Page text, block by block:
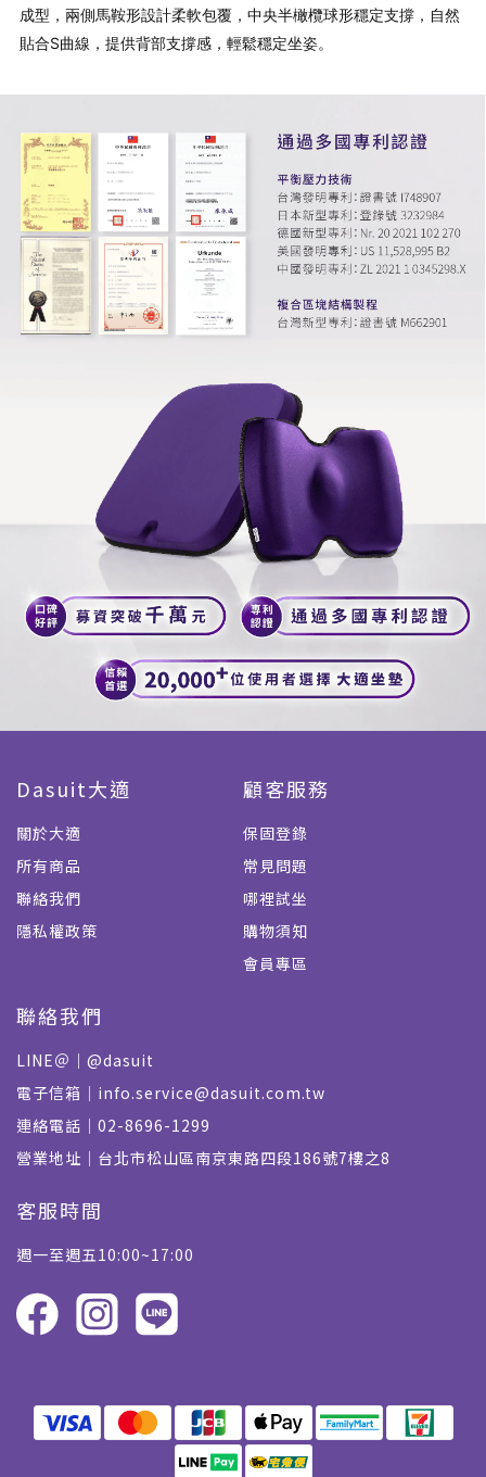
成型，兩側馬鞍形設計柔軟包覆，中央半橄欖球形穩定支撐，自然
貼合S曲線，提供背部支撐感，輕鬆穩定坐姿。
Dasuit大適
關於大適
所有商品
聯絡我們
隱私權政策
顧客服務
保固登錄
常見問題
哪裡試坐
購物須知
會員專區
聯絡我們
LINE＠｜@dasuit
電子信箱｜info.service@dasuit.com.tw
連絡電話｜02-8696-1299
營業地址｜台北市松山區南京東路四段186號7樓之8
客服時間
週一至週五10:00~17:00